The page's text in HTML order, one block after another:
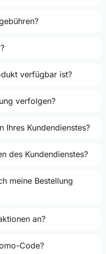
verfügbar ist?
verfolgen?
Ihres Kundendienstes?
des Kundendienstes?
meine Bestellung
an?
Code?